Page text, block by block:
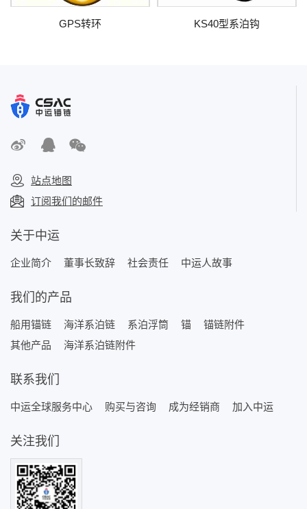
GPS转环 KS40型系泊钩
站点地图
订阅我们的邮件
关于中运
企业简介 董事长致辞 社会责任 中运人故事
我们的产品
船用锚链 海洋系泊链 系泊浮筒 锚
锚链附件
其他产品
海洋系泊链附件
联系我们
中运全球服务中心 购买与咨询 成为经销商 加入中运
关注我们